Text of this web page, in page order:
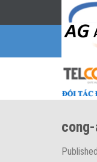
to
Published